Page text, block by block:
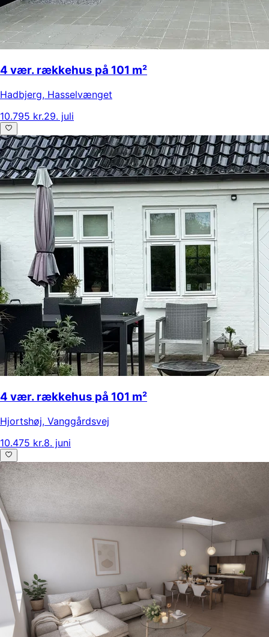
4 vær. rækkehus på 101 m²
Hadbjerg, Hasselvænget
10.795 kr.29. juli
4 vær. rækkehus på 101 m²
Hjortshøj, Vanggårdsvej
10.475 kr.8. juni